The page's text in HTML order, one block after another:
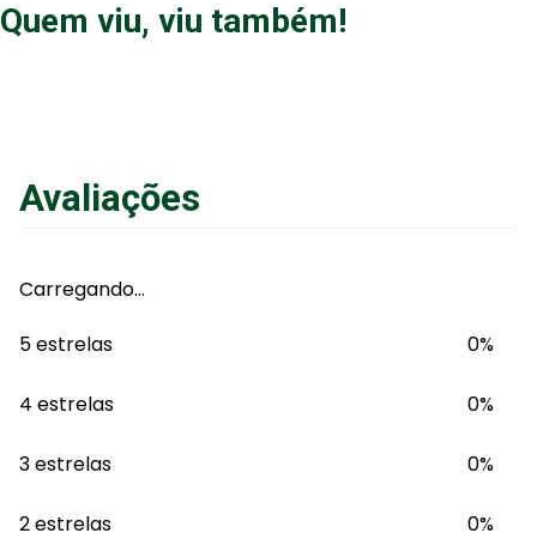
Quem viu, viu também!
Avaliações
Carregando…
5 estrelas
0%
4 estrelas 0%
3 estrelas 0%
2 estrelas 0%